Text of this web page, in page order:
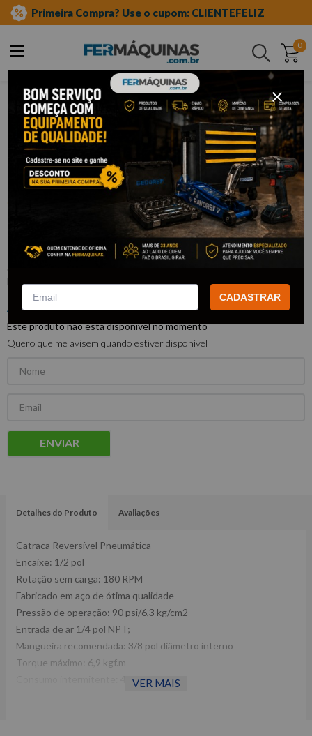
Primeira Compra? Use o cupom: CLIENTEFELIZ
0
Buscar
ferramentas pneumáticas catraca
Chave Catraca Pneumática 6,9 Kilos
com Encaixe de 1/2" WAFT
Este produto não está disponível no momento
Quero que me avisem quando estiver disponível
ENVIAR
Detalhes do Produto Avaliações
Catraca Reversível Pneumática
Encaixe: 1/2 pol
Rotação sem carga: 180 RPM
Fabricado em aço de ótima qualidade
Pressão de operação: 90 psi/6,3 kg/cm2
Entrada de ar 1/4 pol NPT;
Mangueira recomendada: 3/8 pol diâmetro interno
Torque máximo: 6,9 kgf.m
Consumo intermitente: 4 pcmVER MAIS
CADASTRAR